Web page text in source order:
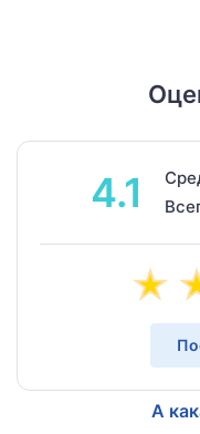
4.1
А